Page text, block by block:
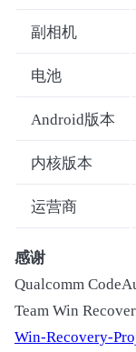
副相机
电池
Android版本
内核版本
运营商
感谢
Qualcomm
Team Win
Win-Recovery-